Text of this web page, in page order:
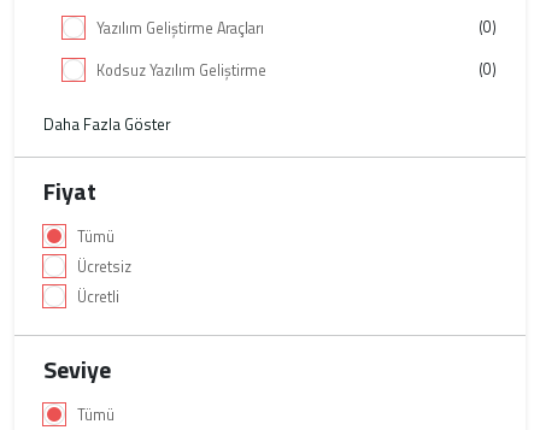
Yazılım Geliştirme Araçları
(0)
Kodsuz Yazılım Geliştirme
(0)
Daha Fazla Göster
Fiyat
Tümü
Ücretsiz
Ücretli
Seviye
Tümü